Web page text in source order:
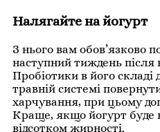
Налягайте на йогурт
З нього вам обов’язково
наступний тиждень після
Пробіотики в його
травній системі
харчування, при цьому
Краще, якщо йогурт буде
відсотком жирності.